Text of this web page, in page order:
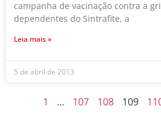
campanha de vacinação contra a
dependentes do Sintrafite, a
Leia mais »
5 de abril de 2013
1 … 107 108 109